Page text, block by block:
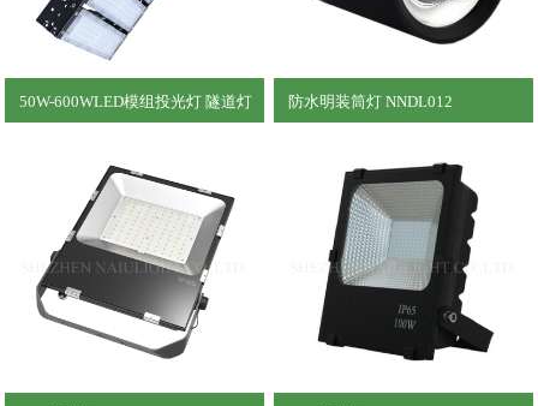
50W-600WLED模组投光灯 隧道灯
防水明装筒灯 NNDL012